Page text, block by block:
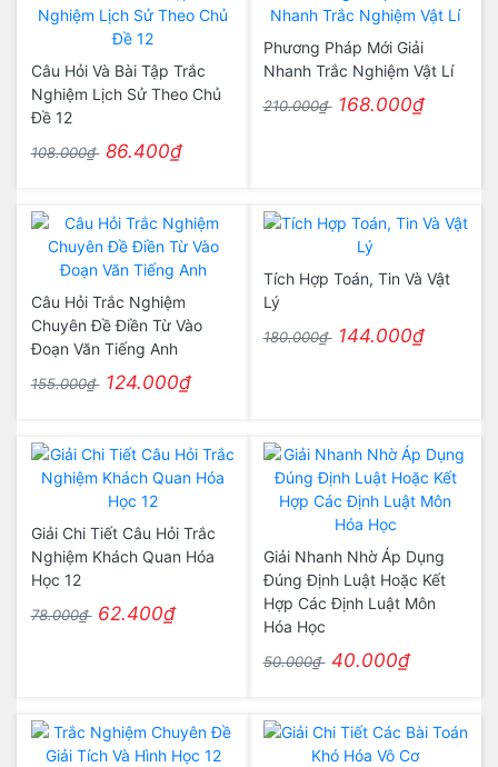
Câu Hỏi Và Bài Tập Trắc
Nghiệm Lịch Sử Theo Chủ
Đề 12
108.000₫ 86.400₫
Phương Pháp Mới Giải
Nhanh Trắc Nghiệm Vật Lí
210.000₫ 168.000₫
Câu Hỏi Trắc Nghiệm
Chuyên Đề Điền Từ Vào
Đoạn Văn Tiếng Anh
155.000₫ 124.000₫
Tích Hợp Toán, Tin Và Vật
Lý
180.000₫ 144.000₫
Giải Chi Tiết Câu Hỏi Trắc
Nghiệm Khách Quan Hóa
Học 12
78.000₫ 62.400₫
Giải Nhanh Nhờ Áp Dụng
Đúng Định Luật Hoặc Kết
Hợp Các Định Luật Môn
Hóa Học
50.000₫ 40.000₫